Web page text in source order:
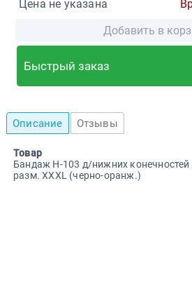
Цена не указана
Добавить в
Быстрый заказ
Описание Отзывы
Товар
Бандаж H-103 д/нижних конечностей
разм. XXXL (черно-оранж.)